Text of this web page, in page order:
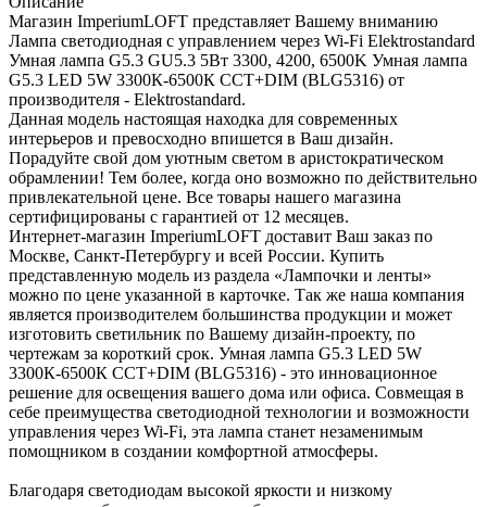
Магазин ImperiumLOFT представляет Вашему вниманию
Лампа светодиодная с управлением через Wi-Fi Elektrostandard
Умная лампа G5.3 GU5.3 5Вт 3300, 4200, 6500K Умная лампа
G5.3 LED 5W 3300К-6500К CCT+DIM (BLG5316) от
производителя - Elektrostandard.
Данная модель настоящая находка для современных
интерьеров и превосходно впишется в Ваш дизайн.
Порадуйте свой дом уютным светом в аристократическом
обрамлении! Тем более, когда оно возможно по действительно
привлекательной цене. Все товары нашего магазина
сертифицированы с гарантией от 12 месяцев.
Интернет-магазин ImperiumLOFT доставит Ваш заказ по
Москве, Санкт-Петербургу и всей России. Купить
представленную модель из раздела «Лампочки и ленты»
можно по цене указанной в карточке. Так же наша компания
является производителем большинства продукции и может
изготовить светильник по Вашему дизайн-проекту, по
чертежам за короткий срок. Умная лампа G5.3 LED 5W
3300К-6500К CCT+DIM (BLG5316) - это инновационное
решение для освещения вашего дома или офиса. Совмещая в
себе преимущества светодиодной технологии и возможности
управления через Wi-Fi, эта лампа станет незаменимым
помощником в создании комфортной атмосферы.
Благодаря светодиодам высокой яркости и низкому